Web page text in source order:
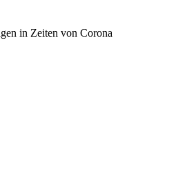
in Zeiten von Corona